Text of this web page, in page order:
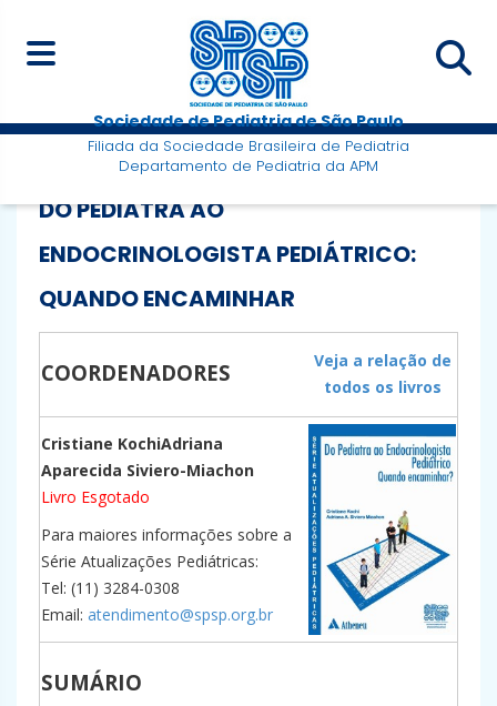
Sociedade de Pediatria de São Paulo
Filiada da Sociedade Brasileira de Pediatria
Departamento de Pediatria da APM
DO PEDIATRA AO
ENDOCRINOLOGISTA PEDIÁTRICO:
QUANDO ENCAMINHAR
COORDENADORES
Veja a relação de
todos os livros
Cristiane KochiAdriana
Aparecida Siviero-Miachon
Livro Esgotado
Para maiores informações sobre a
Série Atualizações Pediátricas:
Tel: (11) 3284-0308
Email: atendimento@spsp.org.br
SUMÁRIO